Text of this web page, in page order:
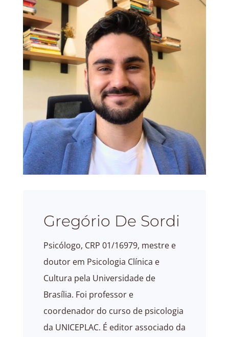
Gregório De Sordi
Psicólogo, CRP 01/16979, mestre e
doutor em Psicologia Clínica e
Cultura pela Universidade de
Brasília. Foi professor e
coordenador do curso de psicologia
da UNICEPLAC. É editor associado da